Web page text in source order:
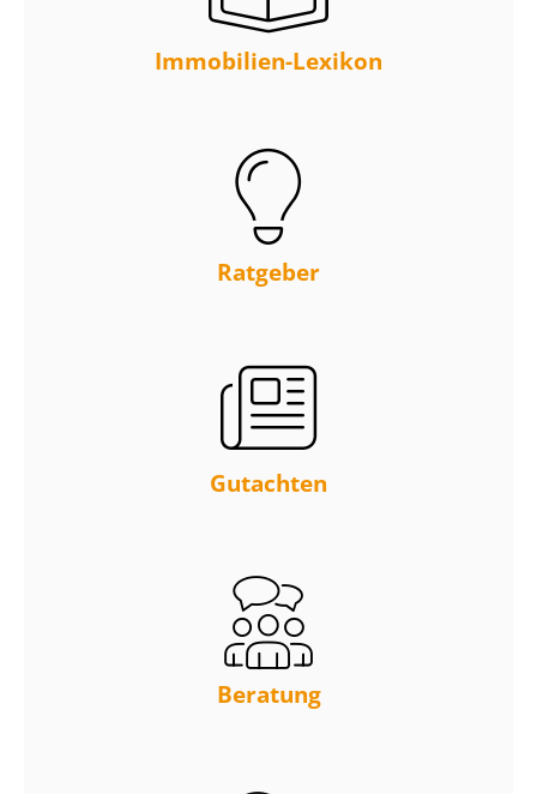
Immobilien-Lexikon
Ratgeber
Gutachten
Beratung